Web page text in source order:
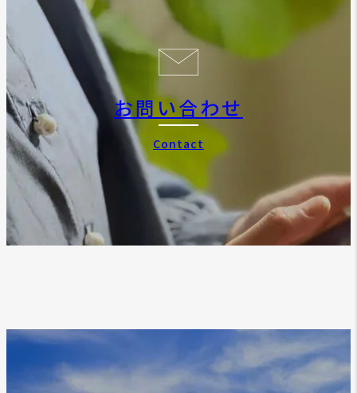
お問い合わせ
Contact